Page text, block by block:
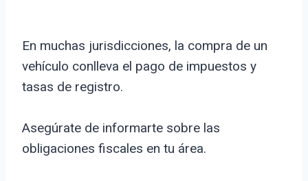
En muchas jurisdicciones, la compra de un
vehículo conlleva el pago de impuestos y
tasas de registro.
Asegúrate de informarte sobre las
obligaciones fiscales en tu área.